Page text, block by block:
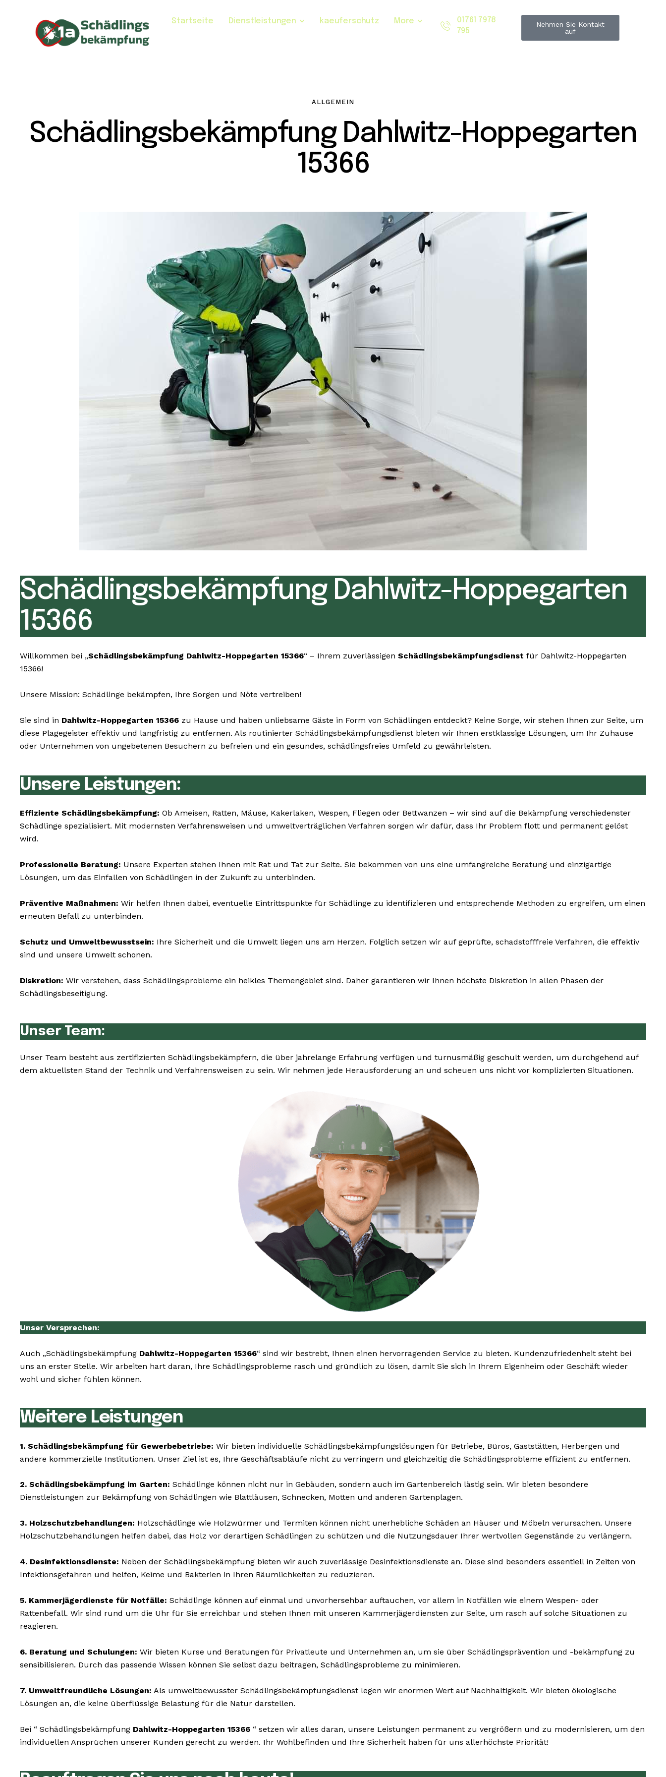
Startseite Dienstleistungen kaeuferschutz More
01761 7978
795
Nehmen Sie Kontakt
auf
ALLGEMEIN
Schädlingsbekämpfung Dahlwitz-Hoppegarten
15366
Schädlingsbekämpfung Dahlwitz-Hoppegarten
15366
Willkommen bei „Schädlingsbekämpfung Dahlwitz-Hoppegarten 15366“ – Ihrem zuverlässigen Schädlingsbekämpfungsdienst für Dahlwitz-Hoppegarten
15366!
Unsere Mission: Schädlinge bekämpfen, Ihre Sorgen und Nöte vertreiben!
Sie sind in Dahlwitz-Hoppegarten 15366 zu Hause und haben unliebsame Gäste in Form von Schädlingen entdeckt? Keine Sorge, wir stehen Ihnen zur Seite, um
diese Plagegeister effektiv und langfristig zu entfernen. Als routinierter Schädlingsbekämpfungsdienst bieten wir Ihnen erstklassige Lösungen, um Ihr Zuhause
oder Unternehmen von ungebetenen Besuchern zu befreien und ein gesundes, schädlingsfreies Umfeld zu gewährleisten.
Unsere Leistungen:
Effiziente Schädlingsbekämpfung: Ob Ameisen, Ratten, Mäuse, Kakerlaken, Wespen, Fliegen oder Bettwanzen – wir sind auf die Bekämpfung verschiedenster
Schädlinge spezialisiert. Mit modernsten Verfahrensweisen und umweltverträglichen Verfahren sorgen wir dafür, dass Ihr Problem flott und permanent gelöst
wird.
Professionelle Beratung: Unsere Experten stehen Ihnen mit Rat und Tat zur Seite. Sie bekommen von uns eine umfangreiche Beratung und einzigartige
Lösungen, um das Einfallen von Schädlingen in der Zukunft zu unterbinden.
Präventive Maßnahmen: Wir helfen Ihnen dabei, eventuelle Eintrittspunkte für Schädlinge zu identifizieren und entsprechende Methoden zu ergreifen, um einen
erneuten Befall zu unterbinden.
Schutz und Umweltbewusstsein: Ihre Sicherheit und die Umwelt liegen uns am Herzen. Folglich setzen wir auf geprüfte, schadstofffreie Verfahren, die effektiv
sind und unsere Umwelt schonen.
Diskretion: Wir verstehen, dass Schädlingsprobleme ein heikles Themengebiet sind. Daher garantieren wir Ihnen höchste Diskretion in allen Phasen der
Schädlingsbeseitigung.
Unser Team:
Unser Team besteht aus zertifizierten Schädlingsbekämpfern, die über jahrelange Erfahrung verfügen und turnusmäßig geschult werden, um durchgehend auf
dem aktuellsten Stand der Technik und Verfahrensweisen zu sein. Wir nehmen jede Herausforderung an und scheuen uns nicht vor komplizierten Situationen.
Unser Versprechen:
Auch „Schädlingsbekämpfung Dahlwitz-Hoppegarten 15366“ sind wir bestrebt, Ihnen einen hervorragenden Service zu bieten. Kundenzufriedenheit steht bei
uns an erster Stelle. Wir arbeiten hart daran, Ihre Schädlingsprobleme rasch und gründlich zu lösen, damit Sie sich in Ihrem Eigenheim oder Geschäft wieder
wohl und sicher fühlen können.
Weitere Leistungen
1. Schädlingsbekämpfung für Gewerbebetriebe: Wir bieten individuelle Schädlingsbekämpfungslösungen für Betriebe, Büros, Gaststätten, Herbergen und
andere kommerzielle Institutionen. Unser Ziel ist es, Ihre Geschäftsabläufe nicht zu verringern und gleichzeitig die Schädlingsprobleme effizient zu entfernen.
2. Schädlingsbekämpfung im Garten: Schädlinge können nicht nur in Gebäuden, sondern auch im Gartenbereich lästig sein. Wir bieten besondere
Dienstleistungen zur Bekämpfung von Schädlingen wie Blattläusen, Schnecken, Motten und anderen Gartenplagen.
3. Holzschutzbehandlungen: Holzschädlinge wie Holzwürmer und Termiten können nicht unerhebliche Schäden an Häuser und Möbeln verursachen. Unsere
Holzschutzbehandlungen helfen dabei, das Holz vor derartigen Schädlingen zu schützen und die Nutzungsdauer Ihrer wertvollen Gegenstände zu verlängern.
4. Desinfektionsdienste: Neben der Schädlingsbekämpfung bieten wir auch zuverlässige Desinfektionsdienste an. Diese sind besonders essentiell in Zeiten von
Infektionsgefahren und helfen, Keime und Bakterien in Ihren Räumlichkeiten zu reduzieren.
5. Kammerjägerdienste für Notfälle: Schädlinge können auf einmal und unvorhersehbar auftauchen, vor allem in Notfällen wie einem Wespen- oder
Rattenbefall. Wir sind rund um die Uhr für Sie erreichbar und stehen Ihnen mit unseren Kammerjägerdiensten zur Seite, um rasch auf solche Situationen zu
reagieren.
6. Beratung und Schulungen: Wir bieten Kurse und Beratungen für Privatleute und Unternehmen an, um sie über Schädlingsprävention und -bekämpfung zu
sensibilisieren. Durch das passende Wissen können Sie selbst dazu beitragen, Schädlingsprobleme zu minimieren.
7. Umweltfreundliche Lösungen: Als umweltbewusster Schädlingsbekämpfungsdienst legen wir enormen Wert auf Nachhaltigkeit. Wir bieten ökologische
Lösungen an, die keine überflüssige Belastung für die Natur darstellen.
Bei “ Schädlingsbekämpfung Dahlwitz-Hoppegarten 15366 “ setzen wir alles daran, unsere Leistungen permanent zu vergrößern und zu modernisieren, um den
individuellen Ansprüchen unserer Kunden gerecht zu werden. Ihr Wohlbefinden und Ihre Sicherheit haben für uns allerhöchste Priorität!